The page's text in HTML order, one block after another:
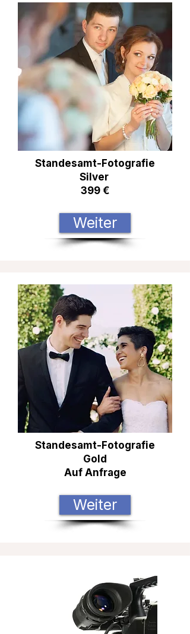
Standesamt-Fotografie
Silver
399 €
Weiter
Standesamt-Fotografie
Gold
Auf Anfrage
Weiter